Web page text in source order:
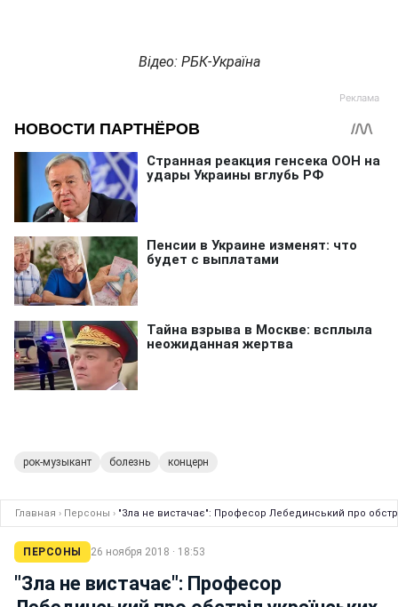
Відео: РБК-Україна
рок-музыкант болезнь концерн
Главная › Персоны › "Зла не вистачає": Професор Лебединський про
ПЕРСОНЫ 26 ноября 2018 · 18:53
"Зла не вистачає": Професор